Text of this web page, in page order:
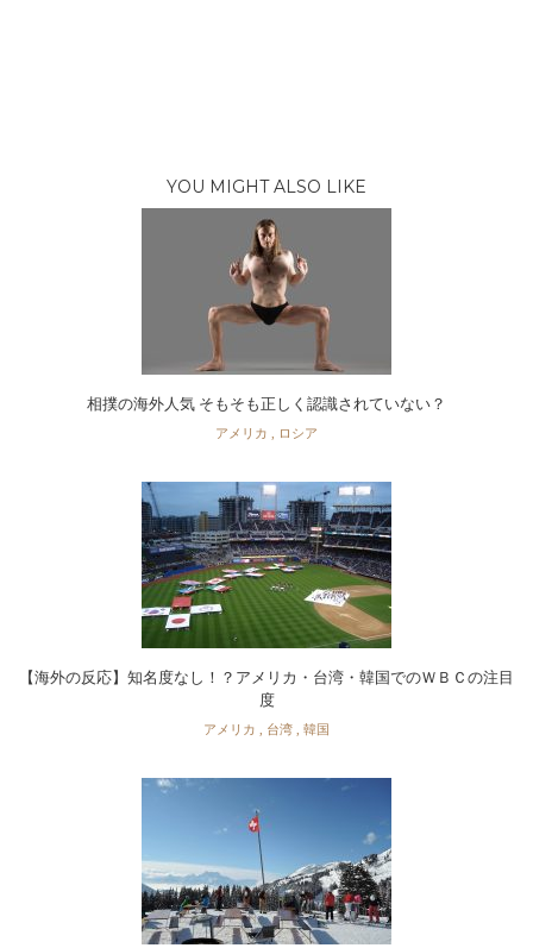
YOU MIGHT ALSO LIKE
相撲の海外人気 そもそも正しく認識されていない？
アメリカ ロシア
【海外の反応】知名度なし！？アメリカ・台湾・韓国でのＷＢＣの注目
度
アメリカ 台湾 韓国